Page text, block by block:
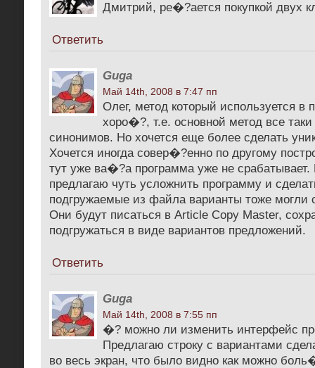
Дмитрий, ре�?ается покупкой двух
Ответить
Guga
Май 14th, 2008 в 7:47 пп
Олег, метод который используется в
хоро�?, т.е. основной метод все
синонимов. Но хочется еще более сделать
Хочется иногда совер�?енно по другому
тут уже ва�?а программа уже не срабатывает.
предлагаю чуть усложнить программу и
подгружаемые из файла варианты тоже могли
Они будут писаться в Article Copy Master,
подгружаться в виде вариантов предложений.
Ответить
Guga
Май 14th, 2008 в 7:55 пп
�? можно ли изменить интерфейс
Предлагаю строку с вариантами
во весь экран, что было видно как можно